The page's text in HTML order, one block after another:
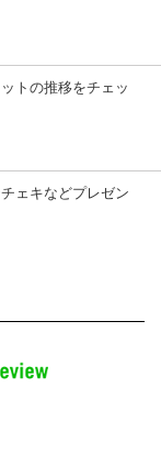
トの推移をチェッ
ェキなどプレゼン